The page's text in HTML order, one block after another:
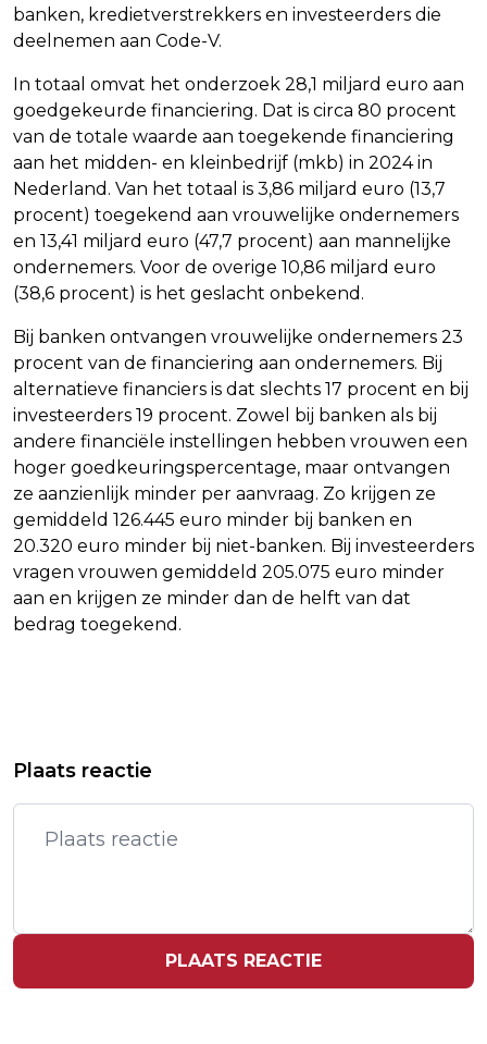
banken, kredietverstrekkers en investeerders die
deelnemen aan Code-V.
In totaal omvat het onderzoek 28,1 miljard euro aan
goedgekeurde financiering. Dat is circa 80 procent
van de totale waarde aan toegekende financiering
aan het midden- en kleinbedrijf (mkb) in 2024 in
Nederland. Van het totaal is 3,86 miljard euro (13,7
procent) toegekend aan vrouwelijke ondernemers
en 13,41 miljard euro (47,7 procent) aan mannelijke
ondernemers. Voor de overige 10,86 miljard euro
(38,6 procent) is het geslacht onbekend.
Bij banken ontvangen vrouwelijke ondernemers 23
procent van de financiering aan ondernemers. Bij
alternatieve financiers is dat slechts 17 procent en bij
investeerders 19 procent. Zowel bij banken als bij
andere financiële instellingen hebben vrouwen een
hoger goedkeuringspercentage, maar ontvangen
ze aanzienlijk minder per aanvraag. Zo krijgen ze
gemiddeld 126.445 euro minder bij banken en
20.320 euro minder bij niet-banken. Bij investeerders
vragen vrouwen gemiddeld 205.075 euro minder
aan en krijgen ze minder dan de helft van dat
bedrag toegekend.
NEDERLAND VREEST VOOR VERDERE
NS: DIENSTREGELING BLIJFT HELE
DAG ZEER VERSTOORD
Plaats reactie
PLAATS REACTIE